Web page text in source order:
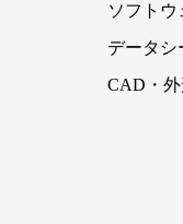
ソフトウ
データシ
CAD・外